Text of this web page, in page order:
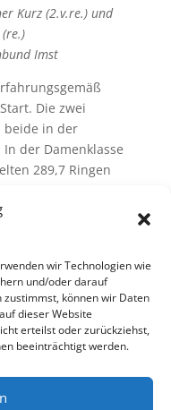
wir Technologien wie
und/oder darauf
zustimmst, können wir Daten
dieser Website
erteilst oder zurückziehst,
beeinträchtigt werden.
Kurz (2.v.re.) und
Imst
Die zwei
beide in der
der Damenklasse
289,7 Ringen
6 zu Buche.
2017